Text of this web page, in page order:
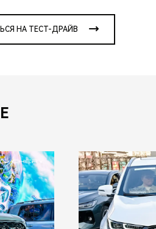
НА ТЕСТ-ДРАЙВ